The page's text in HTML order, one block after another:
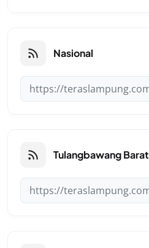
Nasional
Tulangbawang Barat